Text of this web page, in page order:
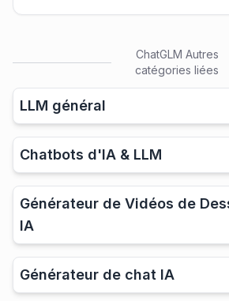
ChatGLM Autres
catégories liées
LLM général
Chatbots d'IA & LLM
Générateur de Vidéos de
IA
Générateur de chat IA